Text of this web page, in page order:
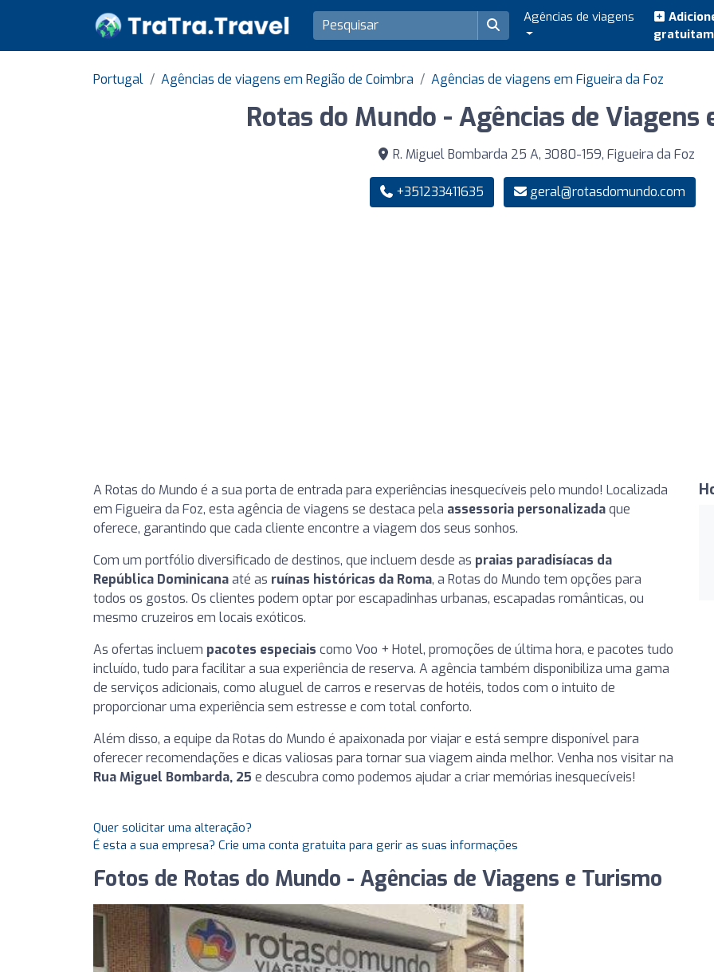
Agências de viagens
Portugal Agências de viagens em Região de Coimbra Agências de viagens em Figueira da Foz
Rotas do Mundo - Agências de Viagens
R. Miguel Bombarda 25 A, 3080-159, Figueira da Foz
+351233411635 geral@rotasdomundo.com
A Rotas do Mundo é a sua porta de entrada para experiências inesquecíveis pelo mundo! Localizada
em Figueira da Foz, esta agência de viagens se destaca pela assessoria personalizadaque
oferece, garantindo que cada cliente encontre a viagem dos seus sonhos.
Com um portfólio diversificado de destinos, que incluem desde as praias paradisíacas da
República Dominicanaaté as ruínas históricas da Roma, a Rotas do Mundo tem opções para
todos os gostos. Os clientes podem optar por escapadinhas urbanas, escapadas românticas, ou
mesmo cruzeiros em locais exóticos.
As ofertas incluem pacotes especiais como Voo + Hotel, promoções de última hora, e pacotes tudo
incluído, tudo para facilitar a sua experiência de reserva. A agência também disponibiliza uma gama
de serviços adicionais, como aluguel de carros e reservas de hotéis, todos com o intuito de
proporcionar uma experiência sem estresse e com total conforto.
Além disso, a equipe da Rotas do Mundo é apaixonada por viajar e está sempre disponível para
oferecer recomendações e dicas valiosas para tornar sua viagem ainda melhor. Venha nos visitar na
Rua Miguel Bombarda, 25 e descubra como podemos ajudar a criar memórias inesquecíveis!
Quer solicitar uma alteração?
É esta a sua empresa? Crie uma conta gratuita para gerir as suas informações
Fotos de Rotas do Mundo - Agências de Viagens e Turismo